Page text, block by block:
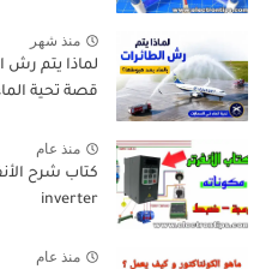
منذ شهر
لماذا يتم رش
قصة تحية
منذ عام
كتاب شرح
inverter
منذ عام